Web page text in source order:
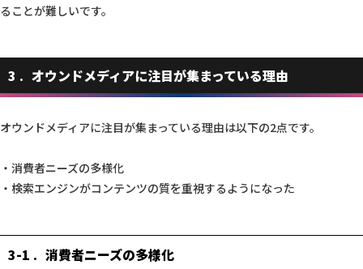
ることが難しいです。
3 オウンドメディアに注目が集まっている理由
オウンドメディアに注目が集まっている理由は以下の2点です。
・消費者ニーズの多様化
・検索エンジンがコンテンツの質を重視するようになった
3-1 消費者ニーズの多様化